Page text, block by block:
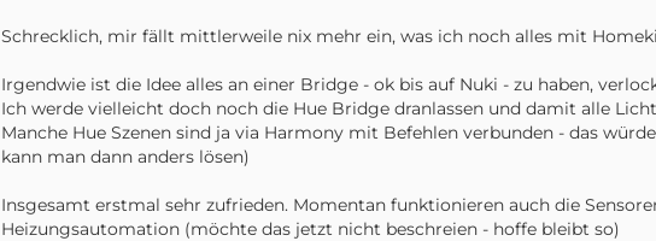
Schrecklich, mir fällt mittlerweile nix mehr ein, was ich noch alles mit
Irgendwie ist die Idee alles an einer Bridge - ok bis auf Nuki - zu haben,
Ich werde vielleicht doch noch die Hue Bridge dranlassen und damit alle
Manche Hue Szenen sind ja via Harmony mit Befehlen verbunden - das
kann man dann anders lösen)
Insgesamt erstmal sehr zufrieden. Momentan funktionieren auch die
Heizungsautomation (möchte das jetzt nicht beschreien - hoffe bleibt so)